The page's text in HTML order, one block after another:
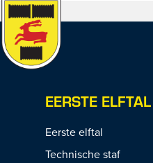
EERSTE ELFTAL
Eerste elftal
Technische staf